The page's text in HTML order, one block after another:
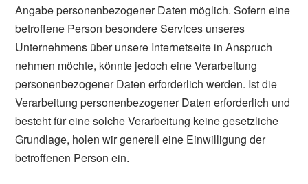
Angabe personenbezogener Daten möglich. Sofern eine
betroffene Person besondere Services unseres
Unternehmens über unsere Internetseite in Anspruch
nehmen möchte, könnte jedoch eine Verarbeitung
personenbezogener Daten erforderlich werden. Ist die
Verarbeitung personenbezogener Daten erforderlich und
besteht für eine solche Verarbeitung keine gesetzliche
Grundlage, holen wir generell eine Einwilligung der
betroffenen Person ein.